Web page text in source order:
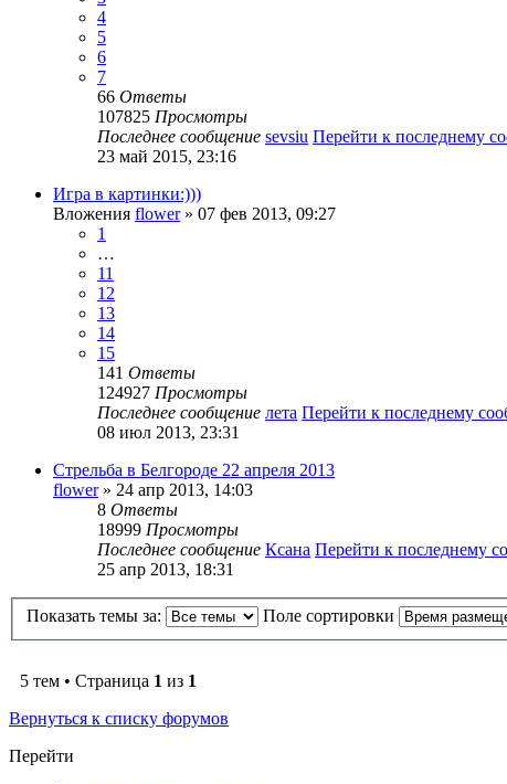
4
5
6
7
66 Ответы
107825 Просмотры
Последнее сообщение sevsiu Перейти к последнему
23 май 2015, 23:16
Игра в картинки:)))
Вложения flower» 07 фев 2013, 09:27
1
…
11
12
13
14
15
141 Ответы
124927 Просмотры
Последнее сообщение лета Перейти к последнему
08 июл 2013, 23:31
Стрельба в Белгороде 22 апреля 2013
flower» 24 апр 2013, 14:03
8 Ответы
18999 Просмотры
Последнее сообщение Ксана Перейти к последнему
25 апр 2013, 18:31
Показать темы за: Поле сортировки
5 тем • Страница 1 из 1
Вернуться к списку форумов
Перейти